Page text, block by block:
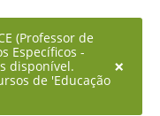
(Professor de
Específicos -
disponível.
de 'Educação
×